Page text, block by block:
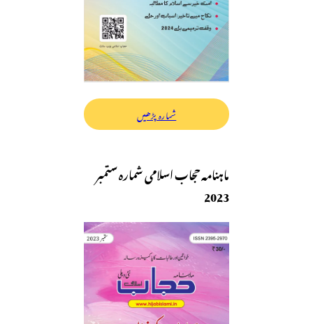
شمارہ پڑھیں
ماہنامہ حجاب اسلامی شمارہ ستمبر
2023